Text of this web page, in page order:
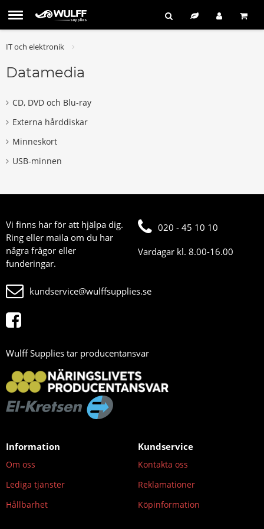
IT och elektronik
Datamedia
CD, DVD och Blu-ray
Externa hårddiskar
Minneskort
USB-minnen
Vi finns här för att hjälpa dig.
Ring eller maila om du har
några frågor eller
funderingar.
020 - 45 10 10
Vardagar kl. 8.00-16.00
kundservice@wulffsupplies.se
Wulff Supplies tar producentansvar
Information
Om oss
Lediga tjänster
Hållbarhet
Kundservice
Kontakta oss
Reklamationer
Köpinformation